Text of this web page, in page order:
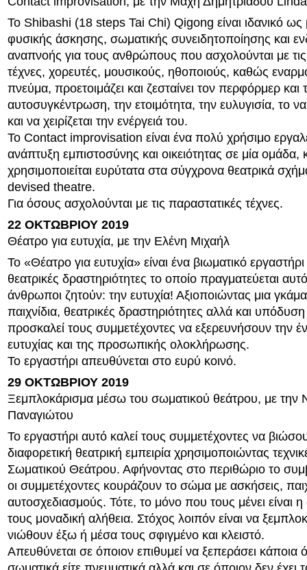
Το Shibashi (18 steps Tai Chi) Qigong είναι ιδανικό ως
φυσικής άσκησης, σωματικής συνειδητοποίησης και
αναπνοής για τους ανθρώπους που ασχολούνται με
τέχνες, χορευτές, μουσικούς, ηθοποιούς, καθώς
πνεύμα, προετοιμάζει και ζεσταίνει τον περφόρμερ και
αυτοσυγκέντρωση, την ετοιμότητα, την ευλυγισία, το
και να χειρίζεται την ενέργειά του.
Το Contact improvisation είναι ένα πολύ χρήσιμο
ανάπτυξη εμπιστοσύνης και οικειότητας σε μία ομάδα,
χρησιμοποιείται ευρύτατα στα σύγχρονα θεατρικά
devised theatre.
Για όσους ασχολούνται με τις παραστατικές τέχνες.
22 ΟΚΤΩΒΡΙΟΥ 2019
Θέατρο για ευτυχία, με την Ελένη Μιχαήλ
Το «Θέατρο για ευτυχία» είναι ένα βιωματικό
θεατρικές δραστηριότητες το οποίο πραγματεύεται
άνθρωποι ζητούν: την ευτυχία! Αξιοποιώντας μια
παιχνίδια, θεατρικές δραστηριότητες αλλά και
προσκαλεί τους συμμετέχοντες να εξερευνήσουν την
ευτυχίας και της προσωπικής ολοκλήρωσης.
Το εργαστήρι απευθύνεται στο ευρύ κοινό.
29 ΟΚΤΩΒΡΙΟΥ 2019
Ξεμπλοκάρισμα μέσω του σωματικού θεάτρου, με την
Παναγιώτου
Το εργαστήρι αυτό καλεί τους συμμετέχοντες να
διαφορετική θεατρική εμπειρία χρησιμοποιώντας
Σωματικού Θεάτρου. Αφήνοντας στο περιθώριο το
οι συμμετέχοντες κουράζουν το σώμα με ασκήσεις,
αυτοσχεδιασμούς. Τότε, το μόνο που τους μένει είναι η
τους μοναδική αλήθεια. Στόχος λοιπόν είναι να
νιώθουν έξω ή μέσα τους σφιγμένο και κλειστό.
Απευθύνεται σε όποιον επιθυμεί να ξεπεράσει κάποια